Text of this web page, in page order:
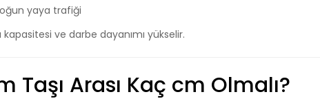
yaya trafiği
kapasitesi ve darbe dayanımı yükselir.
Taşı Arası Kaç cm Olmalı?